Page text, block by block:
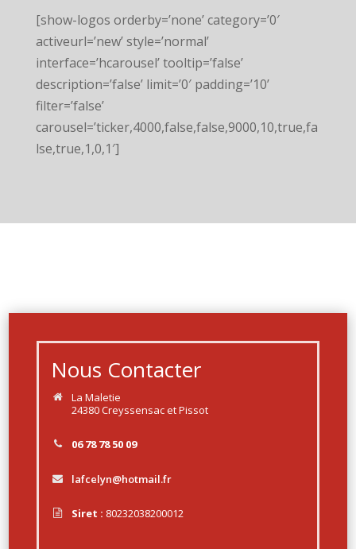
[show-logos orderby=’none’ category=’0′
activeurl=’new’ style=’normal’
interface=’hcarousel’ tooltip=’false’
description=’false’ limit=’0′ padding=’10’
filter=’false’
carousel=’ticker,4000,false,false,9000,10,true,fa
lse,true,1,0,1′]
Nous Contacter
La Maletie
24380 Creyssensac et Pissot
06 78 78 50 09
lafcelyn@hotmail.fr
Siret : 80232038200012